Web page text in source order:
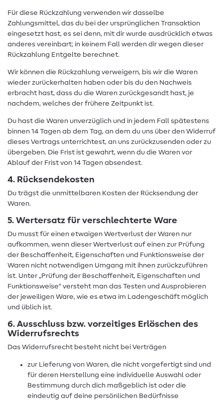
Für diese Rückzahlung verwenden wir dasselbe
Zahlungsmittel, das du bei der ursprünglichen Transaktion
eingesetzt hast, es sei denn, mit dir wurde ausdrücklich etwas
anderes vereinbart; in keinem Fall werden dir wegen dieser
Rückzahlung Entgelte berechnet.
Wir können die Rückzahlung verweigern, bis wir die Waren
wieder zurückerhalten haben oder bis du den Nachweis
erbracht hast, dass du die Waren zurückgesandt hast, je
nachdem, welches der frühere Zeitpunkt ist.
Du hast die Waren unverzüglich und in jedem Fall spätestens
binnen 14 Tagen ab dem Tag, an dem du uns über den Widerruf
dieses Vertrags unterrichtest, an uns zurückzusenden oder zu
übergeben. Die Frist ist gewahrt, wenn du die Waren vor
Ablauf der Frist von 14 Tagen absendest.
4. Rücksendekosten
Du trägst die unmittelbaren Kosten der Rücksendung der
Waren.
5. Wertersatz für verschlechterte Ware
Du musst für einen etwaigen Wertverlust der Waren nur
aufkommen, wenn dieser Wertverlust auf einen zur Prüfung
der Beschaffenheit, Eigenschaften und Funktionsweise der
Waren nicht notwendigen Umgang mit ihnen zurückzuführen
ist. Unter „Prüfung der Beschaffenheit, Eigenschaften und
Funktionsweise“ versteht man das Testen und Ausprobieren
der jeweiligen Ware, wie es etwa im Ladengeschäft möglich
und üblich ist.
6. Ausschluss bzw. vorzeitiges Erlöschen des
Widerrufsrechts
Das Widerrufsrecht besteht nicht bei Verträgen
zur Lieferung von Waren, die nicht vorgefertigt sind und
für deren Herstellung eine individuelle Auswahl oder
Bestimmung durch dich maßgeblich ist oder die
eindeutig auf deine persönlichen Bedürfnisse